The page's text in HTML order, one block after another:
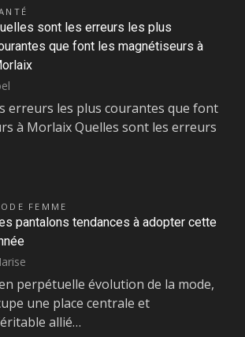
sont les erreurs les plus
que font les magnétiseurs à
erreurs les plus courantes que font
à Morlaix Quelles sont les erreurs
FEMME
pantalons tendances à adopter cette
perpétuelle évolution de la mode,
une place centrale et
allié…